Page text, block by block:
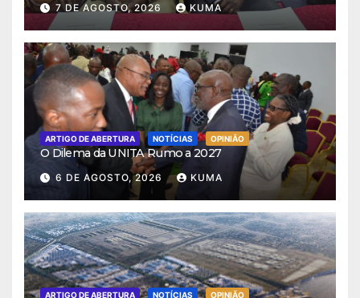
7 DE AGOSTO, 2026 KUMA
ARTIGO DE ABERTURA NOTÍCIAS OPINIÃO
O Dilema da UNITA Rumo a 2027
6 DE AGOSTO, 2026 KUMA
ARTIGO DE ABERTURA NOTÍCIAS OPINIÃO